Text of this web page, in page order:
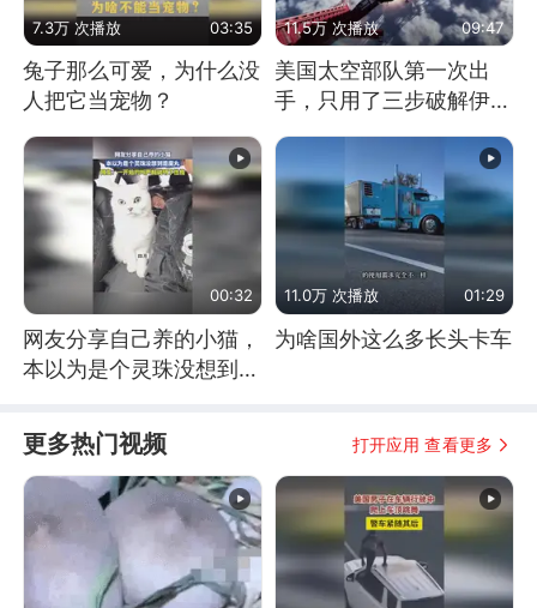
7.3万 次播放 03:35
兔子那么可爱，为什么没
人把它当宠物？
11.5万 次播放 09:47
美国太空部队第一次出
手，只用了三步破解伊朗
00:32
网友分享自己养的小猫，
本以为是个灵珠没想到是
11.0万 次播放 01:29
为啥国外这么多长头卡车
更多热门视频 打开应用 查看更多